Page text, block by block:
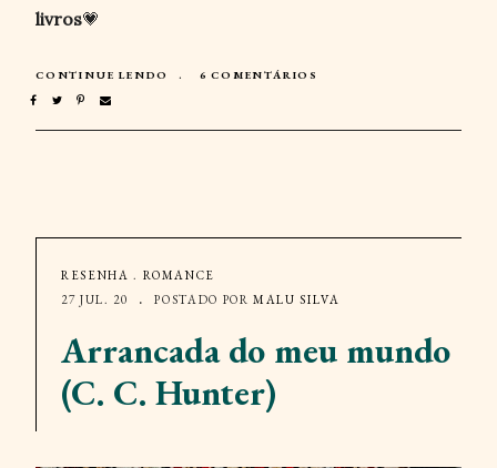
livros💗
CONTINUE LENDO 6 COMENTÁRIOS
RESENHA . ROMANCE
27 JUL. 20
POSTADO PORMALU SILVA
Arrancada do meu mundo
(C. C. Hunter)